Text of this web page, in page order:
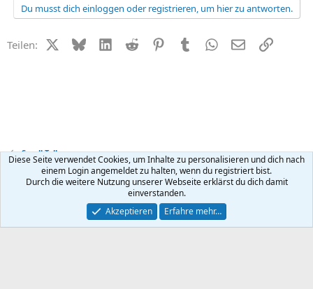
Du musst dich einloggen oder registrieren, um hier zu antworten.
Teilen: X (Twitter)
BlueskyLinkedIn
Reddit PinterestTumblr WhatsApp
E-MailLink
Small Talk
Kontakt Nutzungsbedingungen Datenschutz Hilfe
R
Community platform by XenForo ® © 2010-2026 XenForo Ltd.
Diese Seite verwendet Cookies, um Inhalte zu personalisieren und dich nach
einem Login angemeldet zu halten, wenn du registriert bist.
Durch die weitere Nutzung unserer Webseite erklärst du dich damit
einverstanden.
Akzeptieren
Erfahre mehr…